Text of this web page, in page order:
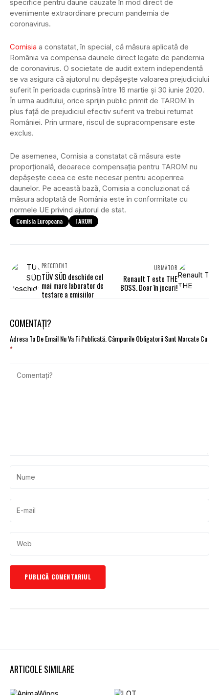
specifice pentru daune cauzate în mod direct de
evenimente extraordinare precum pandemia de
coronavirus.
Comisia a constatat, în special, că măsura aplicată de
România va compensa daunele direct legate de pandemia
de coronavirus. O societate de audit extern independentă
se va asigura că ajutorul nu depășește valoarea prejudiciului
suferit în perioada cuprinsă între 16 martie și 30 iunie 2020.
În urma auditului, orice sprijin public primit de TAROM în
plus față de prejudiciul efectiv suferit va trebui returnat
României. Prin urmare, riscul de supracompensare este
exclus.
De asemenea, Comisia a constatat că măsura este
proporțională, deoarece compensația pentru TAROM nu
depășește ceea ce este necesar pentru acoperirea
daunelor. Pe această bază, Comisia a concluzionat că
măsura adoptată de România este în conformitate cu
normele UE privind ajutorul de stat.
Comisia Europeana TAROM
PRECEDENT
TÜV SÜD deschide cel
mai mare laborator de
testare a emisiilor
URMĂTOR
Renault T este THE
BOSS. Doar în jocuri!
COMENTAȚI?
Adresa Ta De Email Nu Va Fi Publicată. Câmpurile Obligatorii Sunt Marcate Cu
*
ARTICOLE SIMILARE